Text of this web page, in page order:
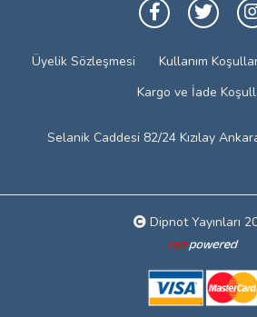
Üyelik Sözleşmesi Kullanım
Kargo ve İade
Selanik Caddesi 82/24 Kızılay
Dipnot Yayınları